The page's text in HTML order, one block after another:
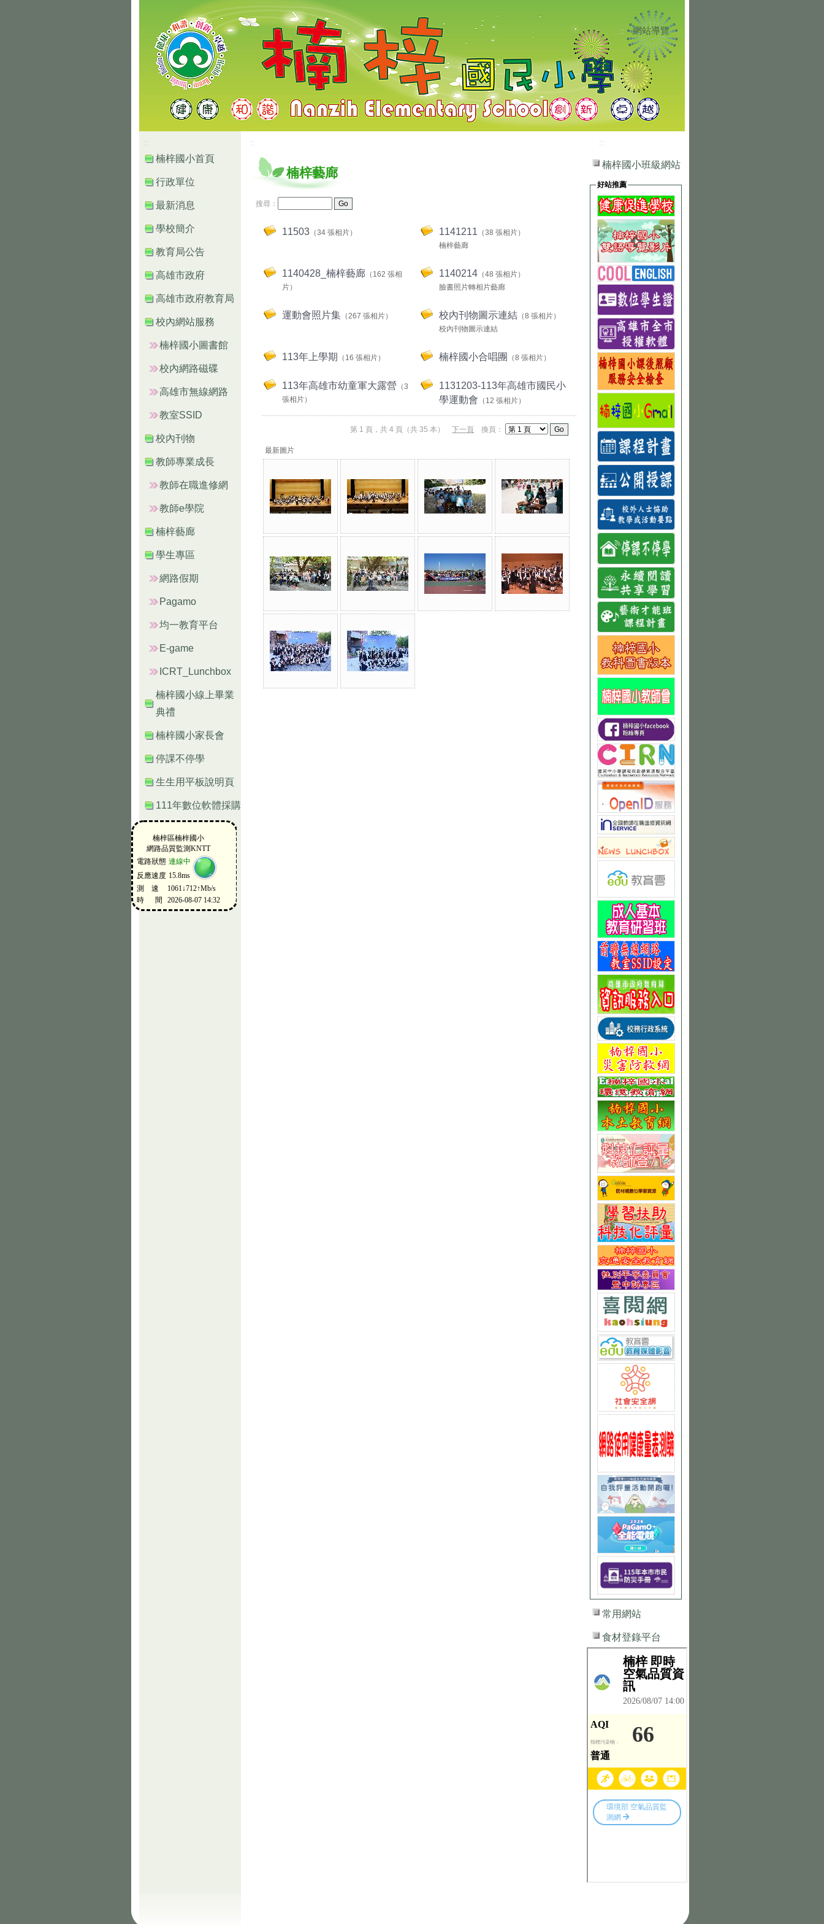
::: 網站導覽
高雄市楠梓區楠梓國小
:::
楠梓國小首頁
行政單位
最新消息
學校簡介
教育局公告
高雄市政府
高雄市政府教育局
校內網站服務
楠梓國小圖書館
校內網路磁碟
高雄市無線網路
教室SSID
校內刊物
教師專業成長
教師在職進修網
教師e學院
楠梓藝廊
學生專區
網路假期
Pagamo
均一教育平台
E-game
ICRT_Lunchbox
楠梓國小線上畢業
典禮
楠梓國小家長會
停課不停學
生生用平板說明頁
111年數位軟體採購
:::
楠梓藝廊
搜尋：
11503 （34 張相片） 1141211 （38 張相片）
楠梓藝廊
1140428_楠梓藝廊 （162 張相
片）
1140214 （48 張相片）
臉書照片轉相片藝廊
運動會照片集 （267 張相片） 校內刊物圖示連結 （8 張相片）
校內刊物圖示連結
113年上學期 （16 張相片） 楠梓國小合唱團 （8 張相片）
113年高雄市幼童軍大露營 （3
張相片）
1131203-113年高雄市國民小
學運動會 （12 張相片）
第 1 頁，共 4 頁（共 35 本） 下一頁 換頁：
最新圖片
:::
楠梓國小班級網站
好站推薦
常用網站
食材登錄平台